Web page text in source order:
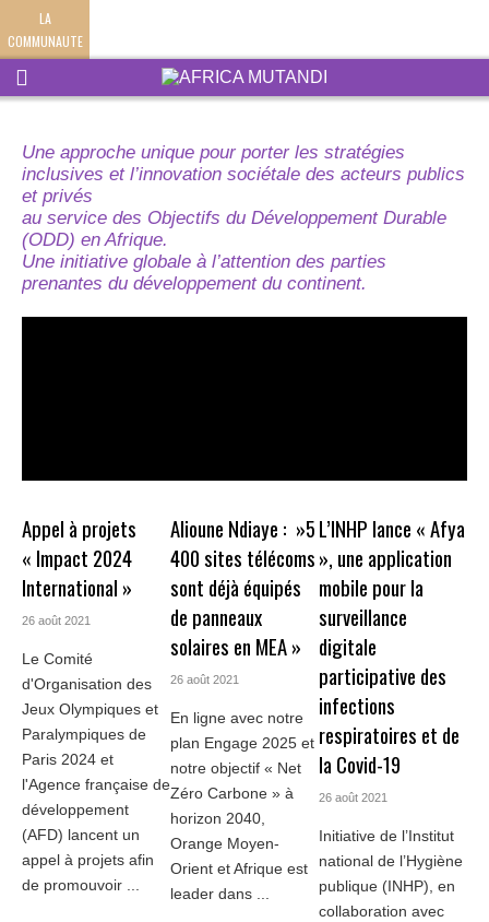
LA
COMMUNAUTE
Une approche unique pour porter les stratégies
inclusives et l’innovation sociétale des acteurs publics
et privés
au service des Objectifs du Développement Durable
(ODD) en Afrique.
Une initiative globale à l’attention des parties
prenantes du développement du continent.
Appel à projets
« Impact 2024
International »
26 août 2021
Le Comité
d'Organisation des
Jeux Olympiques et
Paralympiques de
Paris 2024 et
l'Agence française de
développement
(AFD) lancent un
appel à projets afin
de promouvoir ...
Alioune Ndiaye : »5
400 sites télécoms
sont déjà équipés
de panneaux
solaires en MEA »
26 août 2021
En ligne avec notre
plan Engage 2025 et
notre objectif « Net
Zéro Carbone » à
horizon 2040,
Orange Moyen-
Orient et Afrique est
leader dans ...
L’INHP lance « Afya
», une application
mobile pour la
surveillance
digitale
participative des
infections
respiratoires et de
la Covid-19
26 août 2021
Initiative de l’Institut
national de l’Hygiène
publique (INHP), en
collaboration avec